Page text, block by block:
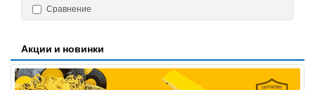
Сравнение
Акции и новинки